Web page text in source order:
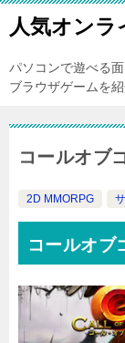
人気オン
パソコンで遊べる
ブラウザゲームを紹
コールオブ
2D MMORPG
コールオブ